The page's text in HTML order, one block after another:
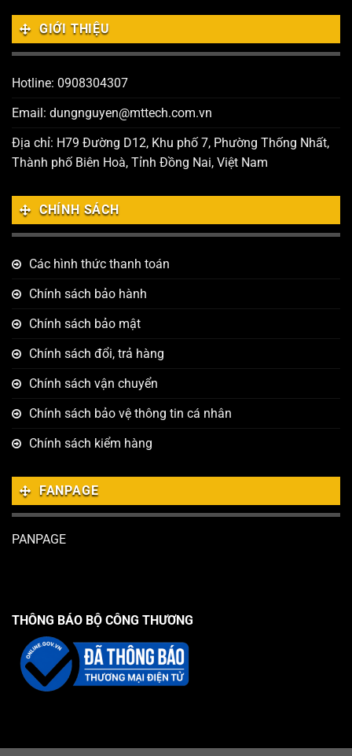
GIỚI THIỆU
Hotline: 0908304307
Email: dungnguyen@mttech.com.vn
Địa chỉ: H79 Đường D12, Khu phố 7, Phường Thống Nhất,
Thành phố Biên Hoà, Tỉnh Đồng Nai, Việt Nam
CHÍNH SÁCH
Các hình thức thanh toán
Chính sách bảo hành
Chính sách bảo mật
Chính sách đổi, trả hàng
Chính sách vận chuyển
Chính sách bảo vệ thông tin cá nhân
Chính sách kiểm hàng
FANPAGE
PANPAGE
THÔNG BÁO BỘ CÔNG THƯƠNG